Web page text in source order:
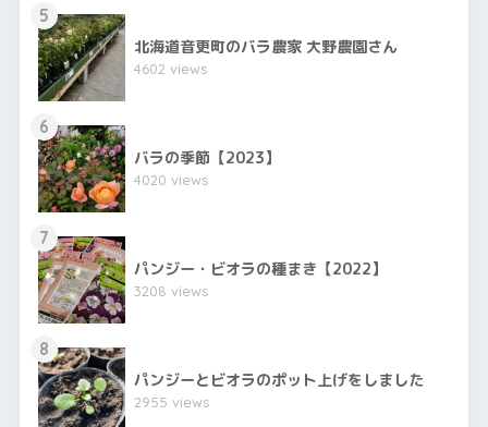
5
北海道音更町のバラ農家 大野農園さん
4602 views
6
バラの季節【2023】
4020 views
7
パンジー・ビオラの種まき【2022】
3208 views
8
パンジーとビオラのポット上げをしました
2955 views